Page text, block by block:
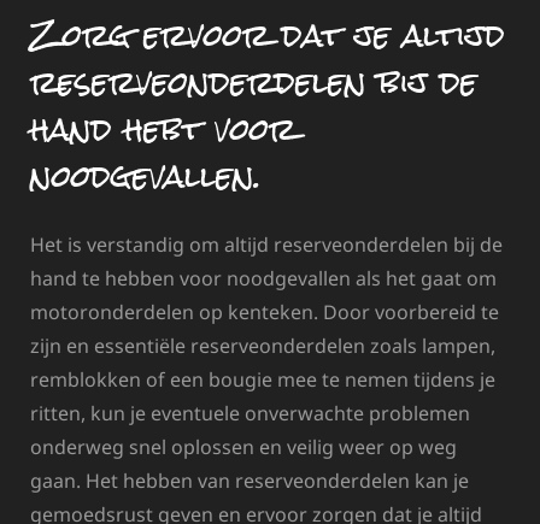
Zorg ervoor dat je altijd
reserveonderdelen bij de
hand hebt voor
noodgevallen.
Het is verstandig om altijd reserveonderdelen bij de
hand te hebben voor noodgevallen als het gaat om
motoronderdelen op kenteken. Door voorbereid te
zijn en essentiële reserveonderdelen zoals lampen,
remblokken of een bougie mee te nemen tijdens je
ritten, kun je eventuele onverwachte problemen
onderweg snel oplossen en veilig weer op weg
gaan. Het hebben van reserveonderdelen kan je
gemoedsrust geven en ervoor zorgen dat je altijd